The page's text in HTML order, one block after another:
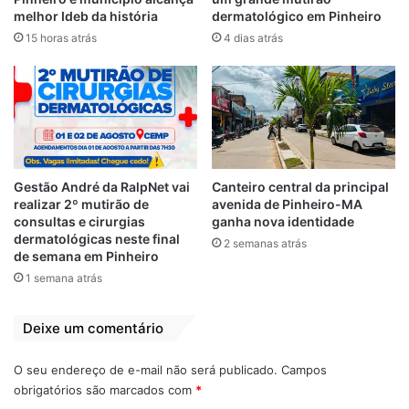
Rocha que acabou tirando Wellington do
Curso da disputa e prejudicando o processo
tucano tenham o direito de escolher.
O Ibope, investigado pela Operação Alaska
por suspeita de pagamento de propina ao
senador Renan Calheiros (MDB), deu sinais
de que não quis se comprometer na corrida
eleitoral da capital e se limitou apenas a
dizer que Braide está disparado na frente
dos demais que estão todos empatados.
duvidosos por tudo que ocorreu
envolvendo o candidato do Podemos.
melhor Ideb da história
15 horas atrás
dermatológico em Pinheiro
4 dias atrás
Gestão André da RalpNet vai
realizar 2º mutirão de
consultas e cirurgias
dermatológicas neste final
de semana em Pinheiro
1 semana atrás
Canteiro central da principal
avenida de Pinheiro-MA
ganha nova identidade
2 semanas atrás
Deixe um comentário
O seu endereço de e-mail não será publicado. Campos
obrigatórios são marcados com *